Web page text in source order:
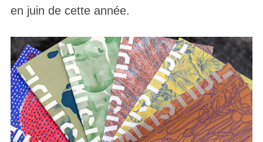
en juin de cette année.